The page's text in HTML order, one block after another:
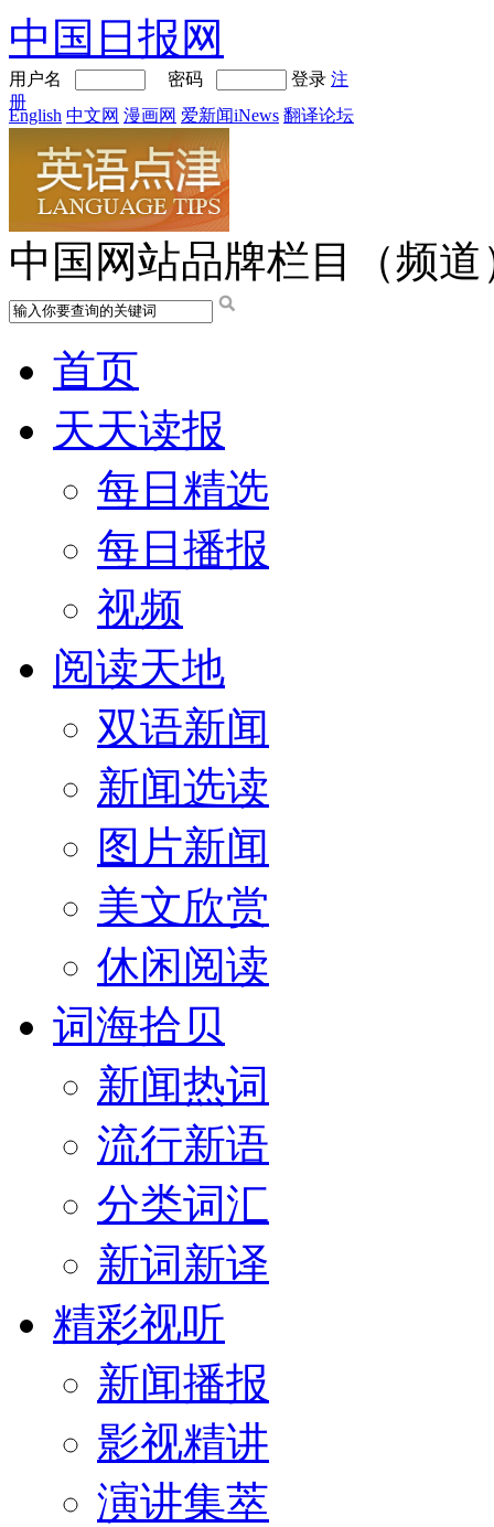
中国日报网
用户名 密码 登录 注
册
English 中文网 漫画网 爱新闻iNews 翻译论坛
中国网站品牌栏目（频道
首页
天天读报
每日精选
每日播报
视频
阅读天地
双语新闻
新闻选读
图片新闻
美文欣赏
休闲阅读
词海拾贝
新闻热词
流行新语
分类词汇
新词新译
精彩视听
新闻播报
影视精讲
演讲集萃